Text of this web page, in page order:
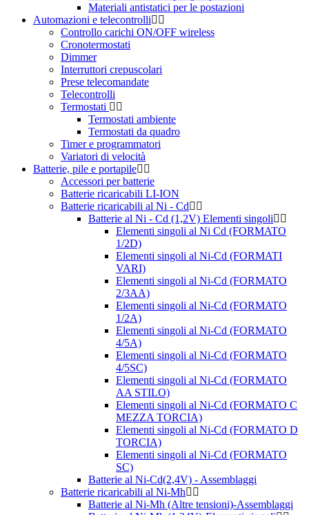
Materiali antistatici per le postazioni
Automazioni e telecontrolli
Controllo carichi ON/OFF wireless
Cronotermostati
Dimmer
Interruttori crepuscolari
Prese telecomandate
Telecontrolli
Termostati
Termostati ambiente
Termostati da quadro
Timer e programmatori
Variatori di velocità
Batterie, pile e portapile
Accessori per batterie
Batterie ricaricabili LI-ION
Batterie ricaricabili al Ni - Cd
Batterie al Ni - Cd (1,2V) Elementi singoli
Elementi singoli al Ni Cd (FORMATO
1/2D)
Elementi singoli al Ni-Cd (FORMATI
VARI)
Elementi singoli al Ni-Cd (FORMATO
2/3AA)
Elementi singoli al Ni-Cd (FORMATO
1/2A)
Elementi singoli al Ni-Cd (FORMATO
4/5A)
Elementi singoli al Ni-Cd (FORMATO
4/5SC)
Elementi singoli al Ni-Cd (FORMATO
AA STILO)
Elementi singoli al Ni-Cd (FORMATO C
MEZZA TORCIA)
Elementi singoli al Ni-Cd (FORMATO D
TORCIA)
Elementi singoli al Ni-Cd (FORMATO
SC)
Batterie al Ni-Cd(2,4V) - Assemblaggi
Batterie ricaricabili al Ni-Mh
Batterie al Ni-Mh (Altre tensioni)-Assemblaggi